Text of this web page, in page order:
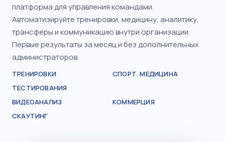
платформа для управления командами.
Автоматизируйте тренировки, медицину, аналитику,
трансферы и коммуникацию внутри организации.
Первые результаты за месяц и без дополнительных
администраторов.
ТРЕНИРОВКИ
СПОРТ. МЕДИЦИНА
ТЕСТИРОВАНИЯ
ВИДЕОАНАЛИЗ
КОММЕРЦИЯ
СКАУТИНГ